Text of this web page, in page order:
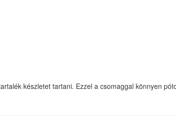
készletet tartani. Ezzel a csomaggal könnyen